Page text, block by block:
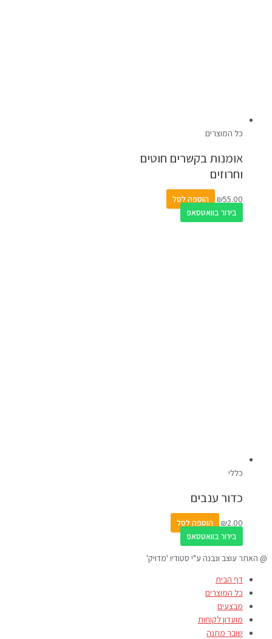
כל המוצרים
אומנות בקשרים חוטים
וחרוזים
₪55.00
הוספה לסל
בירור בוואטסאפ
כללי
כדור ענבים
₪2.00
הוספה לסל
בירור בוואטסאפ
@ האתר עוצב ונבנה ע"י סטודיו 'מדויק'
דף הבית
כל המוצרים
מבצעים
מועדון לקוחות
שובר מתנה